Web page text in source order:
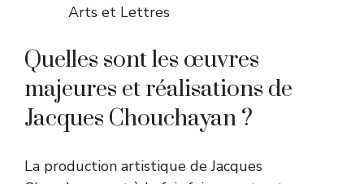
Arts et Lettres
Quelles sont les œuvres
majeures et réalisations de
Jacques Chouchayan ?
La production artistique de Jacques